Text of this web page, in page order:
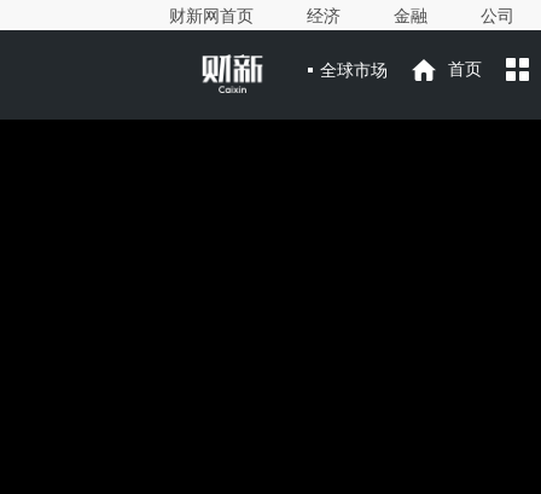
财新网首页 经济 金融 公司
全球市场 首页